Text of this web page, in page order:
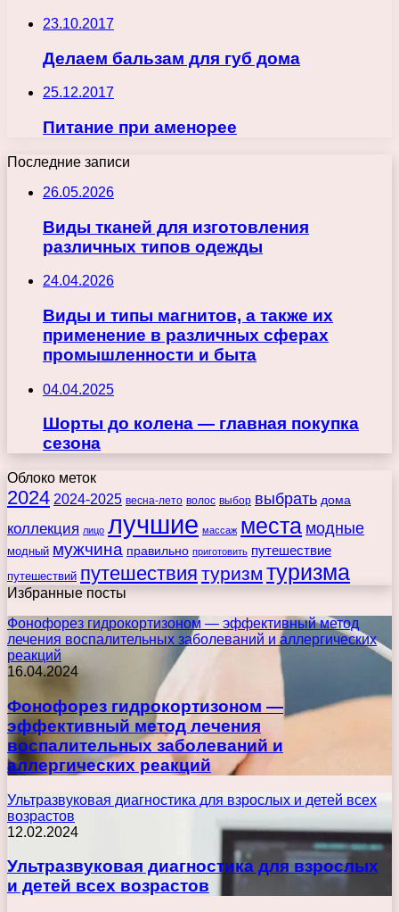
23.10.2017
Делаем бальзам для губ дома
25.12.2017
Питание при аменорее
Последние записи
26.05.2026
Виды тканей для изготовления
различных типов одежды
24.04.2026
Виды и типы магнитов, а также их
применение в различных сферах
промышленности и быта
04.04.2025
Шорты до колена — главная покупка
сезона
Облоко меток
2024 2024-2025 весна-лето волос выбор выбрать дома
коллекция лицо лучшие массаж места модные
модный мужчина правильно приготовить путешествие
путешествий путешествия туризм туризма
Избранные посты
Фонофорез гидрокортизоном — эффективный метод
лечения воспалительных заболеваний и аллергических
реакций
16.04.2024
Фонофорез гидрокортизоном —
эффективный метод лечения
воспалительных заболеваний и
аллергических реакций
Ультразвуковая диагностика для взрослых и детей всех
возрастов
12.02.2024
Ультразвуковая диагностика для взрослых
и детей всех возрастов